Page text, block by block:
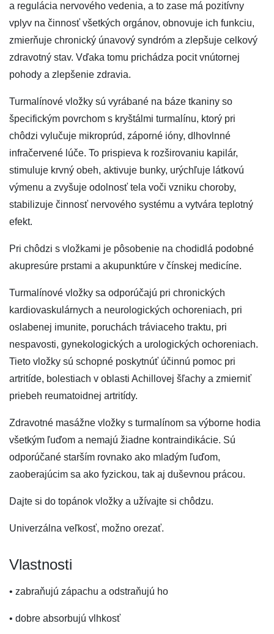
a regulácia nervového vedenia, a to zase má pozitívny
vplyv na činnosť všetkých orgánov, obnovuje ich funkciu,
zmierňuje chronický únavový syndróm a zlepšuje celkový
zdravotný stav. Vďaka tomu prichádza pocit vnútornej
pohody a zlepšenie zdravia.
Turmalínové vložky sú vyrábané na báze tkaniny so
špecifickým povrchom s kryštálmi turmalínu, ktorý pri
chôdzi vylučuje mikroprúd, záporné ióny, dlhovlnné
infračervené lúče. To prispieva k rozširovaniu kapilár,
stimuluje krvný obeh, aktivuje bunky, urýchľuje látkovú
výmenu a zvyšuje odolnosť tela voči vzniku choroby,
stabilizuje činnosť nervového systému a vytvára teplotný
efekt.
Pri chôdzi s vložkami je pôsobenie na chodidlá podobné
akupresúre prstami a akupunktúre v čínskej medicíne.
Turmalínové vložky sa odporúčajú pri chronických
kardiovaskulárnych a neurologických ochoreniach, pri
oslabenej imunite, poruchách tráviaceho traktu, pri
nespavosti, gynekologických a urologických ochoreniach.
Tieto vložky sú schopné poskytnúť účinnú pomoc pri
artritíde, bolestiach v oblasti Achillovej šľachy a zmierniť
priebeh reumatoidnej artritídy.
Zdravotné masážne vložky s turmalínom sa výborne hodia
všetkým ľuďom a nemajú žiadne kontraindikácie. Sú
odporúčané starším rovnako ako mladým ľuďom,
zaoberajúcim sa ako fyzickou, tak aj duševnou prácou.
Dajte si do topánok vložky a užívajte si chôdzu.
Univerzálna veľkosť, možno orezať.
Vlastnosti
• zabraňujú zápachu a odstraňujú ho
• dobre absorbujú vlhkosť